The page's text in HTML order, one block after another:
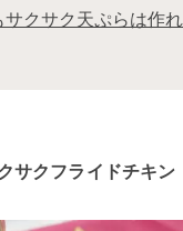
クサク天ぷらは作れ
サクフライドチキン